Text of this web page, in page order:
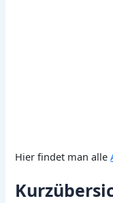
Hier findet man alle